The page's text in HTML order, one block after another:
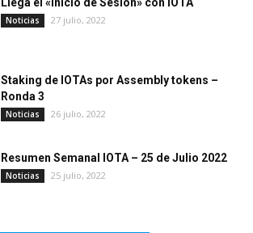
Noticias 27 julio, 2022
Staking de IOTAs por Assembly tokens –
Ronda 3
Noticias 26 julio, 2022
Resumen Semanal IOTA – 25 de Julio 2022
Noticias 25 julio, 2022